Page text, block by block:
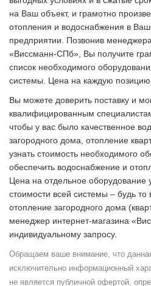
на Ваш объект, и грамотно
отопления и водоснабжения в
предприятии. Позвонив
«Виссманн-СПб», Вы получите
список необходимого
системы. Цена на каждую позицию
Вы можете доверить поставку и
квалифицированным
чтобы у вас было качественное
загородного дома, отопление
узнать стоимость необходимого
обеспечить водоснабжение и
Цена на отдельное оборудование
стоимости всей системы – будь
отопление загородного дома
менеджер интернет-магазина
индивидуальному запросу.
Обращаем ваше внимание, что
исключительно информационный
не является публичной офертой,